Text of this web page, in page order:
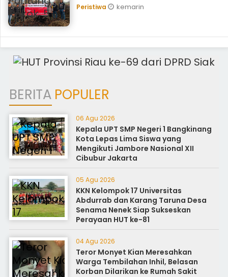
Peristiwa kemarin
BERITA POPULER
06 Agu 2026
Kepala UPT SMP Negeri 1 Bangkinang
Kota Lepas Lima Siswa yang
Mengikuti Jambore Nasional XII
Cibubur Jakarta
05 Agu 2026
KKN Kelompok 17 Universitas
Abdurrab dan Karang Taruna Desa
Senama Nenek Siap Sukseskan
Perayaan HUT ke-81
04 Agu 2026
Teror Monyet Kian Meresahkan
Warga Tembilahan Inhil, Belasan
Korban Dilarikan ke Rumah Sakit